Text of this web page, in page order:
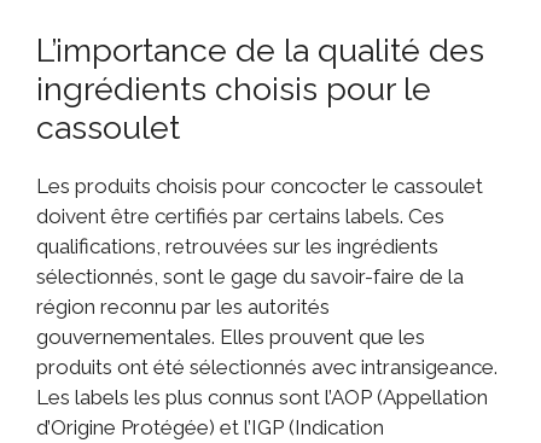
L’importance de la qualité des
ingrédients choisis pour le
cassoulet
Les produits choisis pour concocter le cassoulet
doivent être certifiés par certains labels. Ces
qualifications, retrouvées sur les ingrédients
sélectionnés, sont le gage du savoir-faire de la
région reconnu par les autorités
gouvernementales. Elles prouvent que les
produits ont été sélectionnés avec intransigeance.
Les labels les plus connus sont l’AOP (Appellation
d’Origine Protégée) et l’IGP (Indication